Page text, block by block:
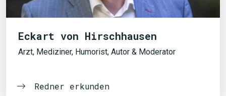
Eckart von Hirschhausen
Arzt, Mediziner, Humorist, Autor & Moderator
Redner erkunden